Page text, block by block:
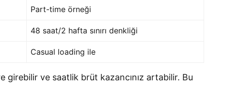
Part-time örneği
48 saat/2 hafta sınırı denkliği
Casual loading ile
girebilir ve saatlik brüt kazancınız artabilir. Bu